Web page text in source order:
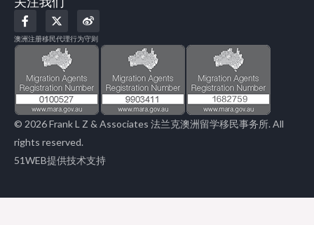
F
a
c
e
o
k
-
f
X
-
t
w
i
t
t
e
r
W
e
i
b
澳洲注册移民代理行为守则
© 2026 Frank L Z & Associates 法兰克澳洲留学移民事务所. All
rights reserved.
51WEB提供技术支持